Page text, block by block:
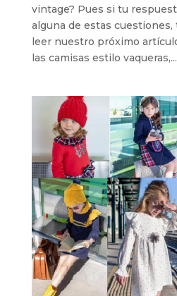
vintage? Pues si tu
alguna de estas
leer nuestro próximo
las camisas estilo vaqueras,...